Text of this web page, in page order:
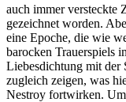
auch immer versteckte
gezeichnet worden.
eine Epoche, die wie
barocken Trauerspiels
Liebesdichtung mit der
zugleich zeigen, was
Nestroy fortwirken.